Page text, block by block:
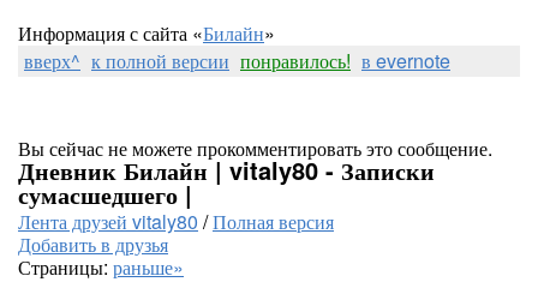
Информация с сайта «Билайн»
вверх^ к полной версии понравилось! в evernote
Вы сейчас не можете прокомментировать это сообщение.
Дневник Билайн | vitaly80 - Записки
сумасшедшего |
Лента друзей vitaly80 /Полная версия
Добавить в друзья
Страницы: раньше»